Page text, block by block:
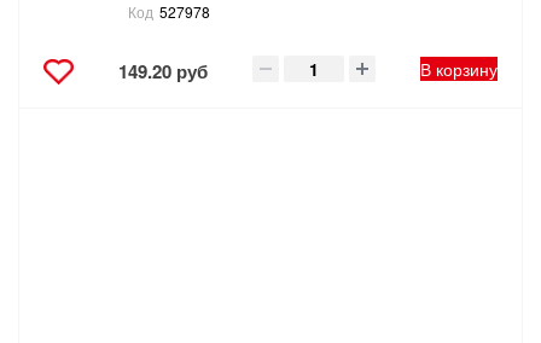
Код 527978
149.20 руб В корзину